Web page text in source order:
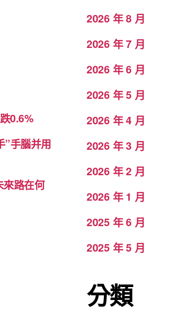
0.6%
”手腦并用
路在何
2026 年 8 月
2026 年 7 月
2026 年 6 月
2026 年 5 月
2026 年 4 月
2026 年 3 月
2026 年 2 月
2026 年 1 月
2025 年 6 月
2025 年 5 月
分類